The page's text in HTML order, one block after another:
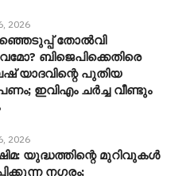
2026
തോൽവി
ബിജെപിക്കെതിരെ
യാദവിന്റെ പുതിയ
ഇവിഎം ചർച്ച വീണ്ടും
2026
യുദ്ധത്തിന്റെ മുറിവുകൾ
നഗരം;